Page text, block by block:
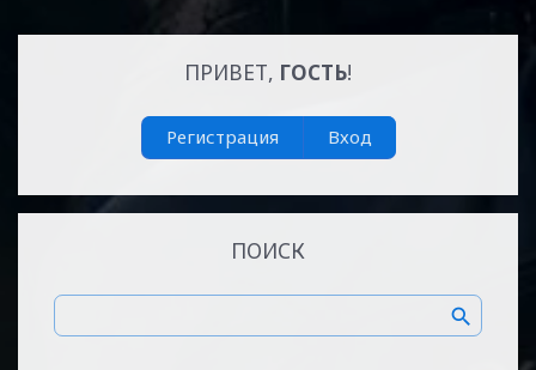
ПРИВЕТ, ГОСТЬ!
Регистрация Вход
ПОИСК